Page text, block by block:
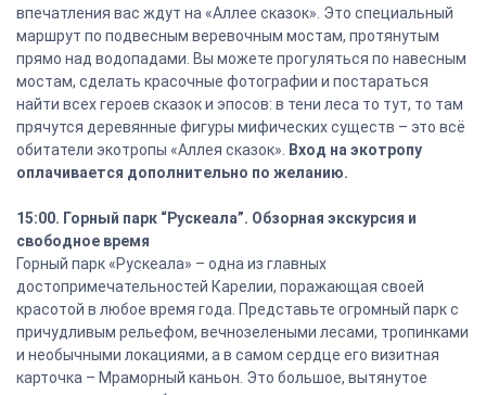
впечатления вас ждут на «Аллее сказок». Это специальный
маршрут по подвесным веревочным мостам, протянутым
прямо над водопадами. Вы можете прогуляться по навесным
мостам, сделать красочные фотографии и постараться
найти всех героев сказок и эпосов: в тени леса то тут, то там
прячутся деревянные фигуры мифических существ – это всё
обитатели экотропы «Аллея сказок».
Вход на экотропу
оплачивается дополнительно по желанию.
15:00. Горный парк “Рускеала”. Обзорная экскурсия и
свободное время
Горный парк «Рускеала» – одна из главных
достопримечательностей Карелии, поражающая своей
красотой в любое время года. Представьте огромный парк с
причудливым рельефом, вечнозелеными лесами, тропинками
и необычными локациями, а в самом сердце его визитная
карточка – Мраморный каньон. Это большое, вытянутое